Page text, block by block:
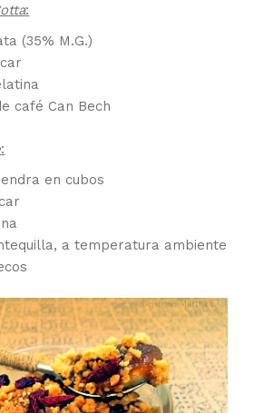
:
(35% M.G.)
café Can Bech
:
en cubos
a temperatura ambiente